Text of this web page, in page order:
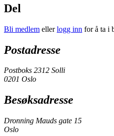
Del
Bli medlem ellerlogg inn for å ta i
Postadresse
Postboks 2312 Solli
0201 Oslo
Besøksadresse
Dronning Mauds gate 15
Oslo